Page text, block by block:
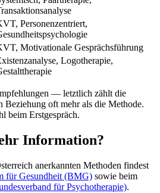
Personenzentriert,
Motivationale Gesprächsführung
Logotherapie,
— letztlich zählt die
Beziehung oft mehr als die Methode.
beim Erstgespräch.
Information?
anerkannten Methoden findest
für Gesundheit (BMG) sowie beim
für Psychotherapie).